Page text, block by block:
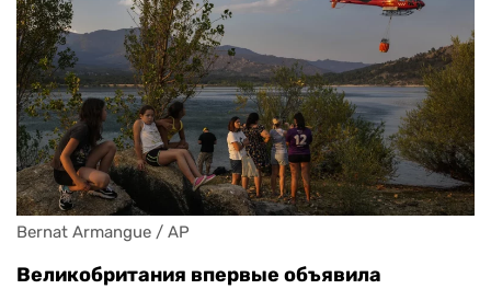
Bernat Armangue / AP
Великобритания впервые объявила